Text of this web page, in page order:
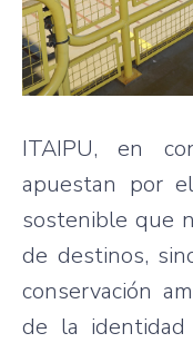
ITAIPU, en
apuestan por
sostenible que
de destinos,
conservación
de la identidad